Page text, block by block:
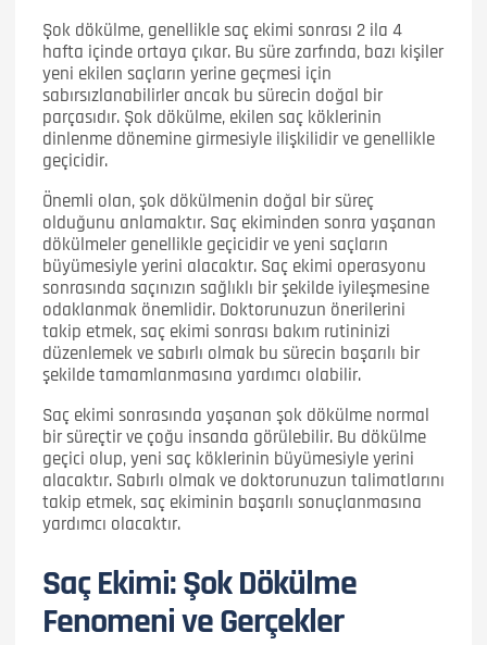
Şok dökülme, genellikle saç ekimi sonrası 2 ila 4
hafta içinde ortaya çıkar. Bu süre zarfında, bazı kişiler
yeni ekilen saçların yerine geçmesi için
sabırsızlanabilirler ancak bu sürecin doğal bir
parçasıdır. Şok dökülme, ekilen saç köklerinin
dinlenme dönemine girmesiyle ilişkilidir ve genellikle
geçicidir.
Önemli olan, şok dökülmenin doğal bir süreç
olduğunu anlamaktır. Saç ekiminden sonra yaşanan
dökülmeler genellikle geçicidir ve yeni saçların
büyümesiyle yerini alacaktır. Saç ekimi operasyonu
sonrasında saçınızın sağlıklı bir şekilde iyileşmesine
odaklanmak önemlidir. Doktorunuzun önerilerini
takip etmek, saç ekimi sonrası bakım rutininizi
düzenlemek ve sabırlı olmak bu sürecin başarılı bir
şekilde tamamlanmasına yardımcı olabilir.
Saç ekimi sonrasında yaşanan şok dökülme normal
bir süreçtir ve çoğu insanda görülebilir. Bu dökülme
geçici olup, yeni saç köklerinin büyümesiyle yerini
alacaktır. Sabırlı olmak ve doktorunuzun talimatlarını
takip etmek, saç ekiminin başarılı sonuçlanmasına
yardımcı olacaktır.
Saç Ekimi: Şok Dökülme
Fenomeni ve Gerçekler